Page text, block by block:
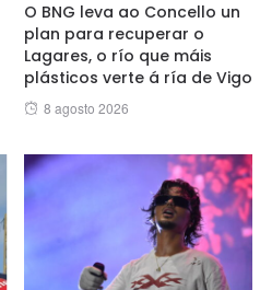
O BNG leva ao Concello un
plan para recuperar o
Lagares, o río que máis
plásticos verte á ría de Vigo
Posted
8 agosto 2026